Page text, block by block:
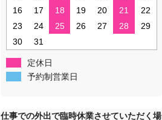
16
17 18 19 20 21
22
23
24 25 26 27 28
29
30
31
定休日
予約制営業日
仕事での外出で臨時休業させていただく場